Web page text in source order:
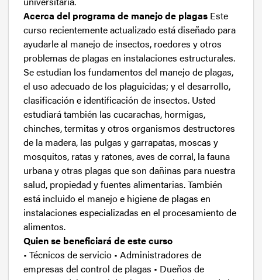
Acerca del programa de manejo de plagas Este
curso recientemente actualizado está diseñado para
ayudarle al manejo de insectos, roedores y otros
problemas de plagas en instalaciones estructurales.
Se estudian los fundamentos del manejo de plagas,
el uso adecuado de los plaguicidas; y el desarrollo,
clasificación e identificación de insectos. Usted
estudiará también las cucarachas, hormigas,
chinches, termitas y otros organismos destructores
de la madera, las pulgas y garrapatas, moscas y
mosquitos, ratas y ratones, aves de corral, la fauna
urbana y otras plagas que son dañinas para nuestra
salud, propiedad y fuentes alimentarias. También
está incluido el manejo e higiene de plagas en
instalaciones especializadas en el procesamiento de
alimentos.
Quien se beneficiará de este curso
• Técnicos de servicio • Administradores de
empresas del control de plagas • Dueños de